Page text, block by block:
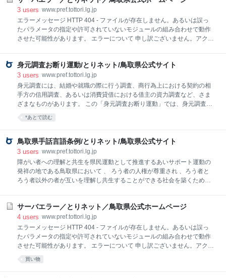
検索ボックスから検索をお願いします。 リンクをクリックしてこのペー
ジに到達された場合は、リンクが切れていますので、リンク元のアドレ
ス（本エラーページのアドレスではなく、クリックされたアドレス）を
担当の所属までご連絡くださいますようお願いします。 なお、担当の所
3 users www.pref.tottori.lg.jp
エラーメッセージ HTTP 404 - ファイルが存在しません。あるいは誤っ
たパラメータの指定や許可されていないモジュールの組み合わせで動作
させた可能性があります。 エラーについて 申し訳ございません。アクセ
願いします。 アドレス（URL）を直接入力された場合は、入力誤りがな
いかご確認ください。 「ホームへもどる」からトップページを表示し、
検索ボックスから検索をお願いします。 リンクをクリックしてこのペー
ジに到達された場合は、リンクが切れていますので、リンク元のアドレ
ス（本エラーページのアドレスではなく、クリックされたアドレス）を
属は、連絡先一覧からお探しください。
身元調査お断り運動/とりネット/鳥取県公式サイト
3 users www.pref.tottori.lg.jp
身元調査には、結婚や就職の際に行う調査、商行為上における契約の相
手方の信用調査、あるいは消費貸借における借主の資力調査など、さま
ざまなものがあります。 この「身元調査お断り運動」では、身元調査の
中でも、差別意識や偏見に基づいて行われる身元調査、特に結婚や就職
に関する身元調査をこの運動の最重点対象とし、運動を推進することと
ころで、その人の経歴、思想・信条や、家柄、家庭環境、資産等を、昔
から行われているいわゆる“聞き合わせ”や、興信所等の民間調査機関に
よって行われる身元調査は、多くの場合、重大な人権侵害であり、差別
行為になります。 身元調査を依頼したり、引き受けることは、人間の尊
厳を無視した差別意識や偏見に基づく行為であり、決して許されるもの
*あとで読む
鳥取県手話言語条例/とりネット/鳥取県公式サイト
3 users www.pref.tottori.lg.jp
障がい者への理解と共生を県民運動として推進するあいサポート運動の
発祥の地である鳥取県において 、 ろう者の人権が尊重され 、ろう者と
ろう者以外の者が互いを理解し共生することができる社会を築くため、
に、手話の普及のための施策の総合的かつ計画的な推進を図ろうとする
ものである。 (1) 目的 この条例は、手話が言語であるとの認識に基づ
き、手話の普及に関し基本理念を定め、県、市町村、県民及び事業者の
責務及び役割を明らかにするとともに、手話の普及のための施策の総合
的かつ計画的な推進に必要な基本的事項を定め、もってろう者とろう者
る。 (2) 手話の意義 手話は、独自の言語体系を有する文化的所産であ
サーバエラー／とりネット／鳥取県公式ホームページ
4 users www.pref.tottori.lg.jp
エラーメッセージ HTTP 404 - ファイルが存在しません。あるいは誤っ
たパラメータの指定や許可されていないモジュールの組み合わせで動作
させた可能性があります。 エラーについて 申し訳ございません。アクセ
り表示できませんでした。 お手数ですが、以下の方法によりご対応をお
買い物